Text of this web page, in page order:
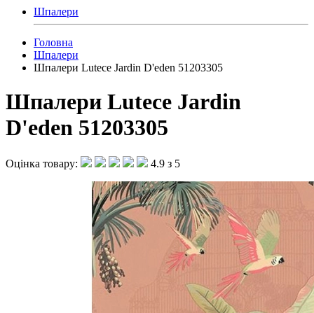
Шпалери
Головна
Шпалери
Шпалери Lutece Jardin D'eden 51203305
Шпалери Lutece Jardin
D'eden 51203305
Оцінка товару: 4.9 з 5